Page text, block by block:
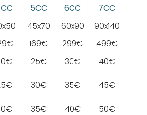
5CC 6CC
7CC
45x70 60x90
90x140
169€ 299€
499€
25€ 30€
40€
30€ 35€
45€
35€ 40€
50€